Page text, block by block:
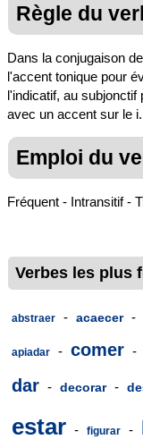
Règle du
Dans la conjugaison
l'accent tonique pour
l'indicatif, au
avec un accent sur le i.
Emploi du
Fréquent - Intransitif -
Verbes les plus
abstraer - acaecer -
apiadar - comer -
dar - decorar -
estar - figurar -